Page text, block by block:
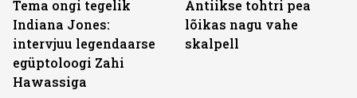
Tema ongi tegelik
Indiana Jones:
intervjuu legendaarse
egüptoloogi Zahi
Hawassiga
Antiikse tohtri pea
lõikas nagu vahe
skalpell